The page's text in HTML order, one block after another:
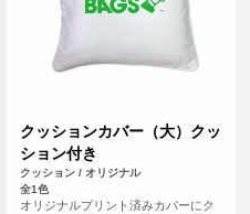
クッションカバー（大）クッ
ション付き
クッション / オリジナル
全1色
オリジナルプリント済みカバーにク